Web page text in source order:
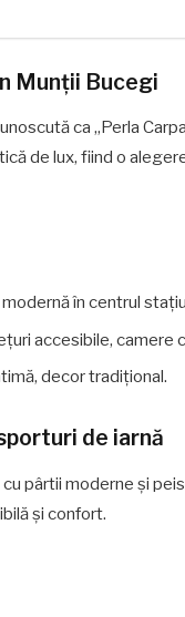
Munții Bucegi
ca „Perla
de lux, fiind o
modernă în centrul
accesibile, camere
decor tradițional.
de iarnă
pârtii moderne și
și confort.